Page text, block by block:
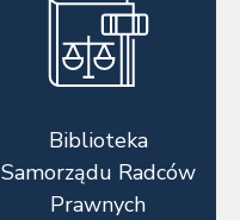
Biblioteka
Samorządu Radców
Prawnych